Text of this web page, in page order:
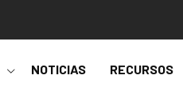
NOTICIAS RECURSOS